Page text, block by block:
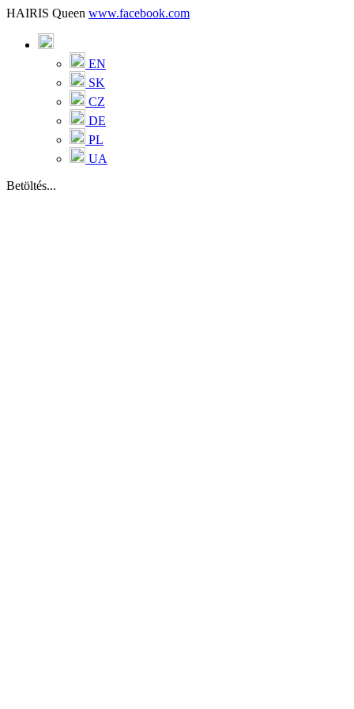
HAIRIS Queen www.facebook.com
EN
SK
CZ
DE
PL
UA
Betöltés...